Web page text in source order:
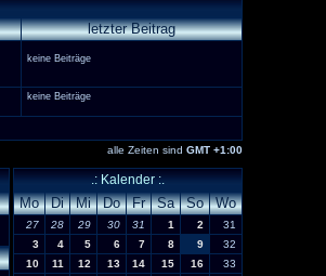
letzter Beitrag
keine Beiträge
keine Beiträge
alle Zeiten sind GMT +1:00
.: Kalender :.
Mo Di Mi Do Fr Sa So Wo
27 28 29 30 31 1 2
31
3
4 5 6 7 8 9
32
10
11 12 13 14 15 16
33